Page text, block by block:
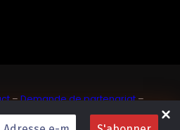
–Demande de partenariat–
padel français